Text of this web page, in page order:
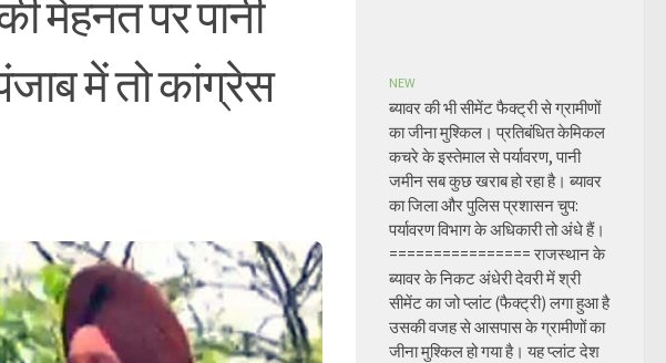
मेहनत पर पानी
में तो कांग्रेस
NEW
ब्यावर की भी सीमेंट फैक्ट्री से ग्रामीणों
का जीना मुश्किल। प्रतिबंधित केमिकल
कचरे के इस्तेमाल से पर्यावरण, पानी
जमीन सब कुछ खराब हो रहा है। ब्यावर
का जिला और पुलिस प्रशासन चुप:
पर्यावरण विभाग के अधिकारी तो अंधे हैं।
================ राजस्थान के
ब्यावर के निकट अंधेरी देवरी में श्री
सीमेंट का जो प्लांट (फैक्ट्री) लगा हुआ है
उसकी वजह से आसपास के ग्रामीणों का
जीना मुश्किल हो गया है। यह प्लांट देश